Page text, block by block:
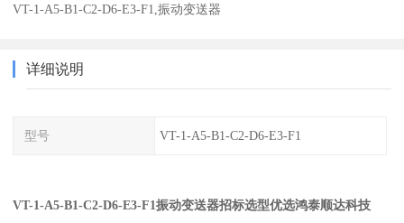
VT-1-A5-B1-C2-D6-E3-F1,振动变送器
详细说明
型号 VT-1-A5-B1-C2-D6-E3-F1
VT-1-A5-B1-C2-D6-E3-F1振动变送器招标选型优选鸿泰顺达科技